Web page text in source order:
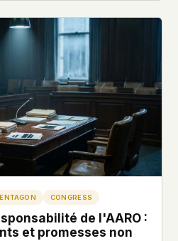
CONGRESS
de l'AARO :
et promesses non